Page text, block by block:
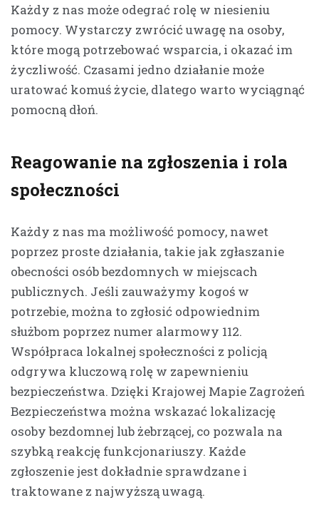
Każdy z nas może odegrać rolę w niesieniu
pomocy. Wystarczy zwrócić uwagę na osoby,
które mogą potrzebować wsparcia, i okazać im
życzliwość. Czasami jedno działanie może
uratować komuś życie, dlatego warto wyciągnąć
pomocną dłoń.
Reagowanie na zgłoszenia i rola
społeczności
Każdy z nas ma możliwość pomocy, nawet
poprzez proste działania, takie jak zgłaszanie
obecności osób bezdomnych w miejscach
publicznych. Jeśli zauważymy kogoś w
potrzebie, można to zgłosić odpowiednim
służbom poprzez numer alarmowy 112.
Współpraca lokalnej społeczności z policją
odgrywa kluczową rolę w zapewnieniu
bezpieczeństwa. Dzięki Krajowej Mapie Zagrożeń
Bezpieczeństwa można wskazać lokalizację
osoby bezdomnej lub żebrzącej, co pozwala na
szybką reakcję funkcjonariuszy. Każde
zgłoszenie jest dokładnie sprawdzane i
traktowane z najwyższą uwagą.